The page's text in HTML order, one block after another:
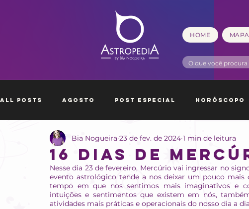
HOME
All Posts Agosto Post Especial Horóscopo
Outubro Novembro Dezembro Janeiro
16 Dias de
Bia Nogueira 23 de fev. de 2024 1 min de leitura
Nesse dia 23 de fevereiro, Mercúrio vai ingressar no
evento astrológico tende a nos deixar um pouco mais
tempo em que nos sentimos mais imaginativos e
intuições e sentimentos que existem em nós,
atividades mais práticas e operacionais do nosso dia a